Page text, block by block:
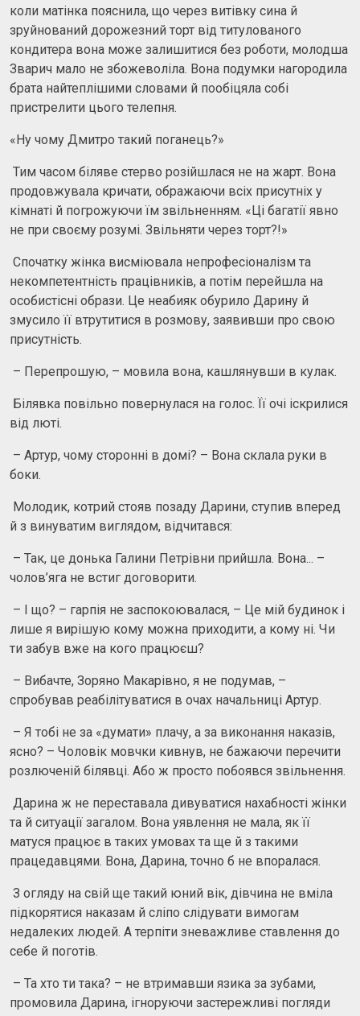
коли матінка пояснила, що через витівку сина й
зруйнований дорожезний торт від титулованого
кондитера вона може залишитися без роботи, молодша
Зварич мало не збожеволіла. Вона подумки нагородила
брата найтеплішими словами й пообіцяла собі
пристрелити цього телепня.
«Ну чому Дмитро такий поганець?»
Тим часом біляве стерво розійшлася не на жарт. Вона
продовжувала кричати, ображаючи всіх присутніх у
кімнаті й погрожуючи їм звільненням. «Ці багатії явно
не при своєму розумі. Звільняти через торт?!»
Спочатку жінка висміювала непрофесіоналізм та
некомпетентність працівників, а потім перейшла на
особистісні образи. Це неабияк обурило Дарину й
змусило її втрутитися в розмову, заявивши про свою
присутність.
– Перепрошую, – мовила вона, кашлянувши в кулак.
Білявка повільно повернулася на голос. Її очі іскрилися
від люті.
– Артур, чому сторонні в домі? – Вона склала руки в
боки.
Молодик, котрий стояв позаду Дарини, ступив вперед
й з винуватим виглядом, відчитався:
– Так, це донька Галини Петрівни прийшла. Вона... –
чолов’яга не встиг договорити.
– І що? – гарпія не заспокоювалася, – Це мій будинок і
лише я вирішую кому можна приходити, а кому ні. Чи
ти забув вже на кого працюєш?
– Вибачте, Зоряно Макарівно, я не подумав, –
спробував реабілітуватися в очах начальниці Артур.
– Я тобі не за «думати» плачу, а за виконання наказів,
ясно? – Чоловік мовчки кивнув, не бажаючи перечити
розлюченій білявці. Або ж просто побоявся звільнення.
Дарина ж не переставала дивуватися нахабності жінки
та й ситуації загалом. Вона уявлення не мала, як її
матуся працює в таких умовах та ще й з такими
працедавцями. Вона, Дарина, точно б не впоралася.
З огляду на свій ще такий юний вік, дівчина не вміла
підкорятися наказам й сліпо слідувати вимогам
недалеких людей. А терпіти зневажливе ставлення до
себе й поготів.
– Та хто ти така? – не втримавши язика за зубами,
промовила Дарина, ігноруючи застережливі погляди